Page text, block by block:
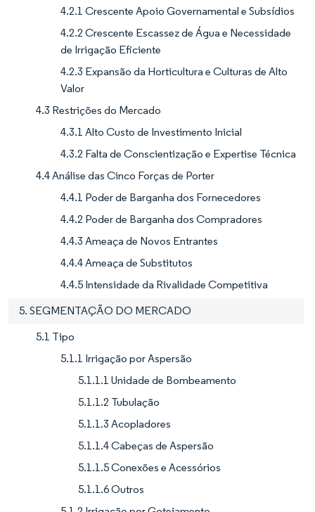
4.2.1 Crescente Apoio Governamental e Subsídios
4.2.2 Crescente Escassez de Água e Necessidade
de Irrigação Eficiente
4.2.3 Expansão da Horticultura e Culturas de Alto
Valor
4.3 Restrições do Mercado
4.3.1 Alto Custo de Investimento Inicial
4.3.2 Falta de Conscientização e Expertise Técnica
4.4 Análise das Cinco Forças de Porter
4.4.1 Poder de Barganha dos Fornecedores
4.4.2 Poder de Barganha dos Compradores
4.4.3 Ameaça de Novos Entrantes
4.4.4 Ameaça de Substitutos
4.4.5 Intensidade da Rivalidade Competitiva
5. SEGMENTAÇÃO DO MERCADO
5.1 Tipo
5.1.1 Irrigação por Aspersão
5.1.1.1 Unidade de Bombeamento
5.1.1.2 Tubulação
5.1.1.3 Acopladores
5.1.1.4 Cabeças de Aspersão
5.1.1.5 Conexões e Acessórios
5.1.1.6 Outros